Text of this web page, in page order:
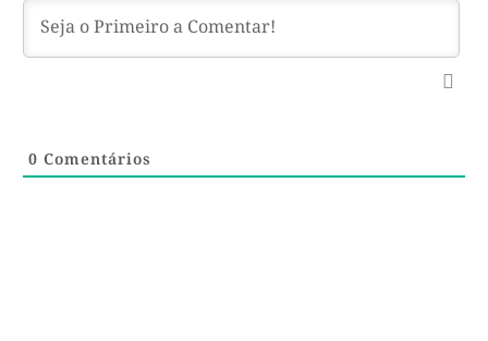
0 Comentários